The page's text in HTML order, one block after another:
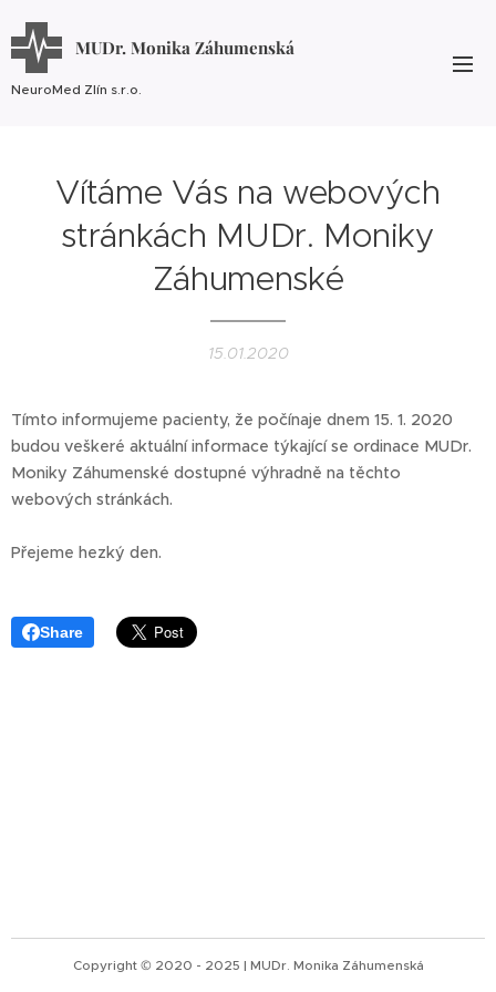
MUDr. Monika Záhumenská
NeuroMed Zlín s.r.o.
Vítáme Vás na webových
stránkách MUDr. Moniky
Záhumenské
15.01.2020
Tímto informujeme pacienty, že počínaje dnem 15. 1. 2020
budou veškeré aktuální informace týkající se ordinace MUDr.
Moniky Záhumenské dostupné výhradně na těchto
webových stránkách.
Přejeme hezký den.
Share
Copyright © 2020 - 2025 | MUDr. Monika Záhumenská